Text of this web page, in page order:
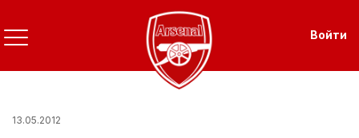
Перейти
к
основному
содержанию
Войти
13.05.2012